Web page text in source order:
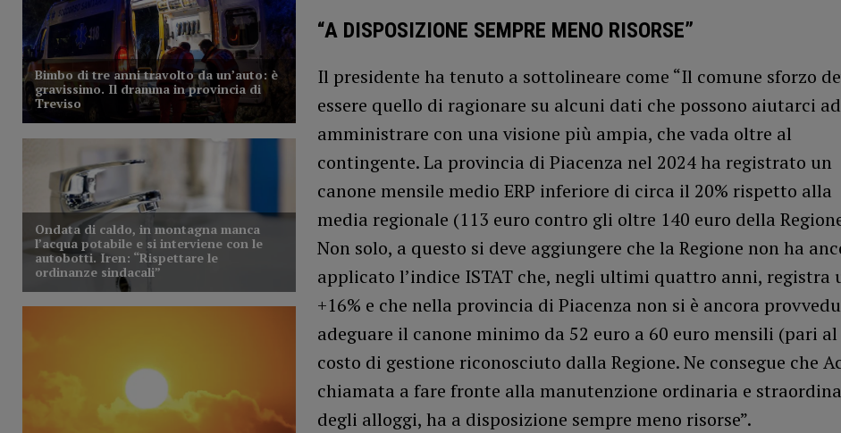
“A DISPOSIZIONE SEMPRE MENO RISORSE”
Il presidente ha tenuto a sottolineare come “Il comune sforzo
essere quello di ragionare su alcuni dati che possono aiutarci ad
amministrare con una visione più ampia, che vada oltre al
contingente. La provincia di Piacenza nel 2024 ha registrato un
canone mensile medio ERP inferiore di circa il 20% rispetto alla
media regionale (113 euro contro gli oltre 140 euro della
Non solo, a questo si deve aggiungere che la Regione non ha
applicato l’indice ISTAT che, negli ultimi quattro anni, registra
+16% e che nella provincia di Piacenza non si è ancora
adeguare il canone minimo da 52 euro a 60 euro mensili (pari al
costo di gestione riconosciuto dalla Regione. Ne consegue che
chiamata a fare fronte alla manutenzione ordinaria e
degli alloggi, ha a disposizione sempre meno risorse”.